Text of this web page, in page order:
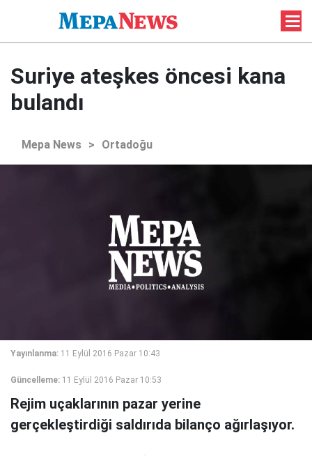
Suriye ateşkes öncesi kana
bulandı
Mepa News > Ortadoğu
Yayınlanma: 11 Eylül 2016 Pazar 10:43
Güncelleme: 11 Eylül 2016 Pazar 10:53
Rejim uçaklarının pazar yerine
gerçekleştirdiği saldırıda bilanço ağırlaşıyor.